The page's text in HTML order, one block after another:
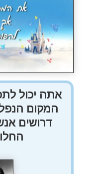
אתה יכול
המקום
דרושים